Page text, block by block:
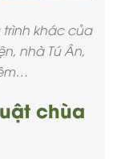
khác của
nhà Tú Ân,
chùa